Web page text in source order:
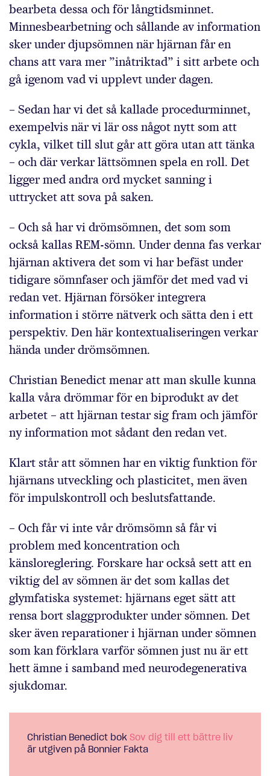
bearbeta dessa och för långtidsminnet.
Minnesbearbetning och sållande av information
sker under djupsömnen när hjärnan får en
chans att vara mer ”inåtriktad” i sitt arbete och
gå igenom vad vi upplevt under dagen.
– Sedan har vi det så kallade procedurminnet,
exempelvis när vi lär oss något nytt som att
cykla, vilket till slut går att göra utan att tänka
– och där verkar lättsömnen spela en roll. Det
ligger med andra ord mycket sanning i
uttrycket att sova på saken.
– Och så har vi drömsömnen, det som som
också kallas REM-sömn. Under denna fas verkar
hjärnan aktivera det som vi har befäst under
tidigare sömnfaser och jämför det med vad vi
redan vet. Hjärnan försöker integrera
information i större nätverk och sätta den i ett
perspektiv. Den här kontextualiseringen verkar
hända under drömsömnen.
Christian Benedict menar att man skulle kunna
kalla våra drömmar för en biprodukt av det
arbetet – att hjärnan testar sig fram och jämför
ny information mot sådant den redan vet.
Klart står att sömnen har en viktig funktion för
hjärnans utveckling och plasticitet, men även
för impulskontroll och beslutsfattande.
– Och får vi inte vår drömsömn så får vi
problem med koncentration och
känsloreglering. Forskare har också sett att en
viktig del av sömnen är det som kallas det
glymfatiska systemet: hjärnans eget sätt att
rensa bort slaggprodukter under sömnen. Det
sker även reparationer i hjärnan under sömnen
som kan förklara varför sömnen just nu är ett
hett ämne i samband med neurodegenerativa
sjukdomar.
Christian Benedict bok Sov dig till ett bättre liv
är utgiven på Bonnier Fakta